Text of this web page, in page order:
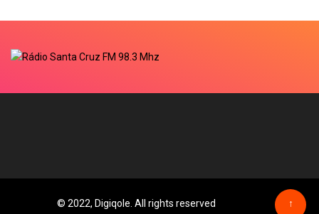
© 2022, Digiqole. All rights reserved ↑